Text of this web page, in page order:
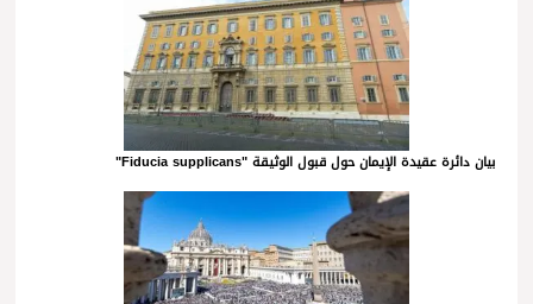
بيان دائرة عقيدة الإيمان حول قبول الوثيقة "Fiducia supplicans"